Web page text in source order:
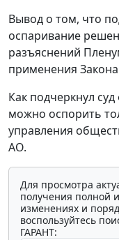
Вывод о том, что
оспаривание
разъяснений
применения
Как подчеркнул
можно оспорить
управления
АО.
Для просмотра
получения полной
изменениях и
воспользуйтесь
ГАРАНТ: